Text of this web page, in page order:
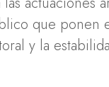
que ponen
y la